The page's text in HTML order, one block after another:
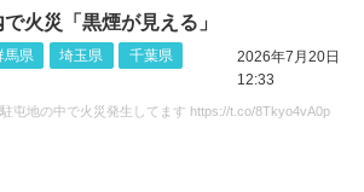
火災「黒煙が見える」
馬県 埼玉県
千葉県
2026年7月20日
12:33
屯地の中で火災発生してます https://t.co/8Tkyo4vA0p